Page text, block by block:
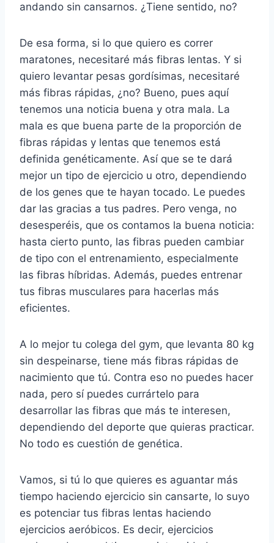
andando sin cansarnos. ¿Tiene sentido, no?
De esa forma, si lo que quiero es correr
maratones, necesitaré más fibras lentas. Y si
quiero levantar pesas gordísimas, necesitaré
más fibras rápidas, ¿no? Bueno, pues aquí
tenemos una noticia buena y otra mala. La
mala es que buena parte de la proporción de
fibras rápidas y lentas que tenemos está
definida genéticamente. Así que se te dará
mejor un tipo de ejercicio u otro, dependiendo
de los genes que te hayan tocado. Le puedes
dar las gracias a tus padres. Pero venga, no
desesperéis, que os contamos la buena noticia:
hasta cierto punto, las fibras pueden cambiar
de tipo con el entrenamiento, especialmente
las fibras híbridas. Además, puedes entrenar
tus fibras musculares para hacerlas más
eficientes.
A lo mejor tu colega del gym, que levanta 80 kg
sin despeinarse, tiene más fibras rápidas de
nacimiento que tú. Contra eso no puedes hacer
nada, pero sí puedes currártelo para
desarrollar las fibras que más te interesen,
dependiendo del deporte que quieras practicar.
No todo es cuestión de genética.
Vamos, si tú lo que quieres es aguantar más
tiempo haciendo ejercicio sin cansarte, lo suyo
es potenciar tus fibras lentas haciendo
ejercicios aeróbicos. Es decir, ejercicios